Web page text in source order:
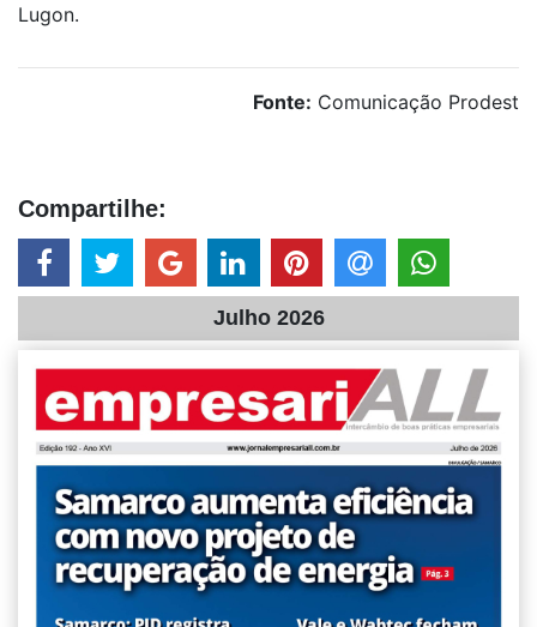
Lugon.
Fonte: Comunicação Prodest
Compartilhe:
Julho 2026